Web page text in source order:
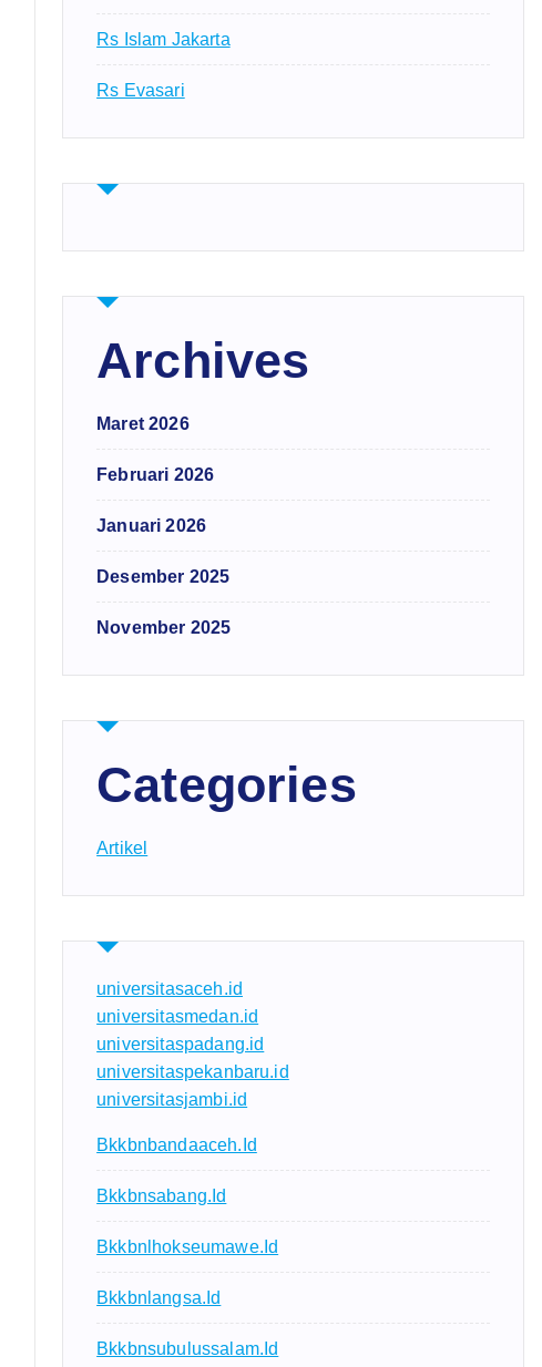
Rs Islam Jakarta
Rs Evasari
Archives
Maret 2026
Februari 2026
Januari 2026
Desember 2025
November 2025
Categories
Artikel
universitasaceh.id
universitasmedan.id
universitaspadang.id
universitaspekanbaru.id
universitasjambi.id
Bkkbnbandaaceh.id
Bkkbnsabang.id
Bkkbnlhokseumawe.id
Bkkbnlangsa.id
Bkkbnsubulussalam.id